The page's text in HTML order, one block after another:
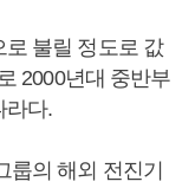
불릴 정도로 값
2000년대 중반부
라다.
의 해외 전진기